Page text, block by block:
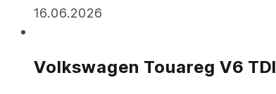
16.06.2026
Volkswagen Touareg V6 TDI